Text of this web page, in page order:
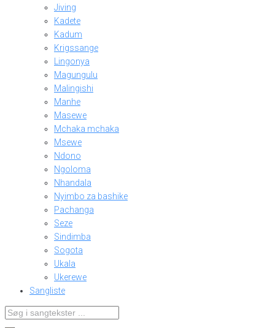
Jiving
Kadete
Kadum
Krigssange
Lingonya
Magungulu
Malingishi
Manhe
Masewe
Mchaka mchaka
Msewe
Ndono
Ngoloma
Nhandala
Nyimbo za bashike
Pachanga
Seze
Sindimba
Sogota
Ukala
Ukerewe
Sangliste
Search
...